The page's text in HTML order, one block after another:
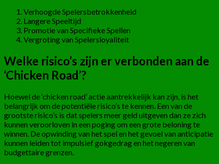
Verhoogde Spelersbetrokkenheid
Langere Speeltijd
Promotie van Specifieke Spellen
Vergroting van Spelersloyaliteit
Welke risico’s zijn er verbonden aan de
‘Chicken Road’?
Hoewel de ‘chicken road’ actie aantrekkelijk kan zijn, is het
belangrijk om de potentiële risico’s te kennen. Een van de
grootste risico’s is dat spelers meer geld uitgeven dan ze zich
kunnen veroorloven in een poging om een grote beloning te
winnen. De opwinding van het spel en het gevoel van anticipatie
kunnen leiden tot impulsief gokgedrag en het negeren van
budgettaire grenzen.